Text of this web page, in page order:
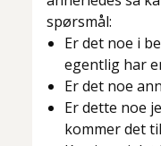
spørsmål:
Er det noe i
egentlig har
Er det noe
Er dette noe
kommer det